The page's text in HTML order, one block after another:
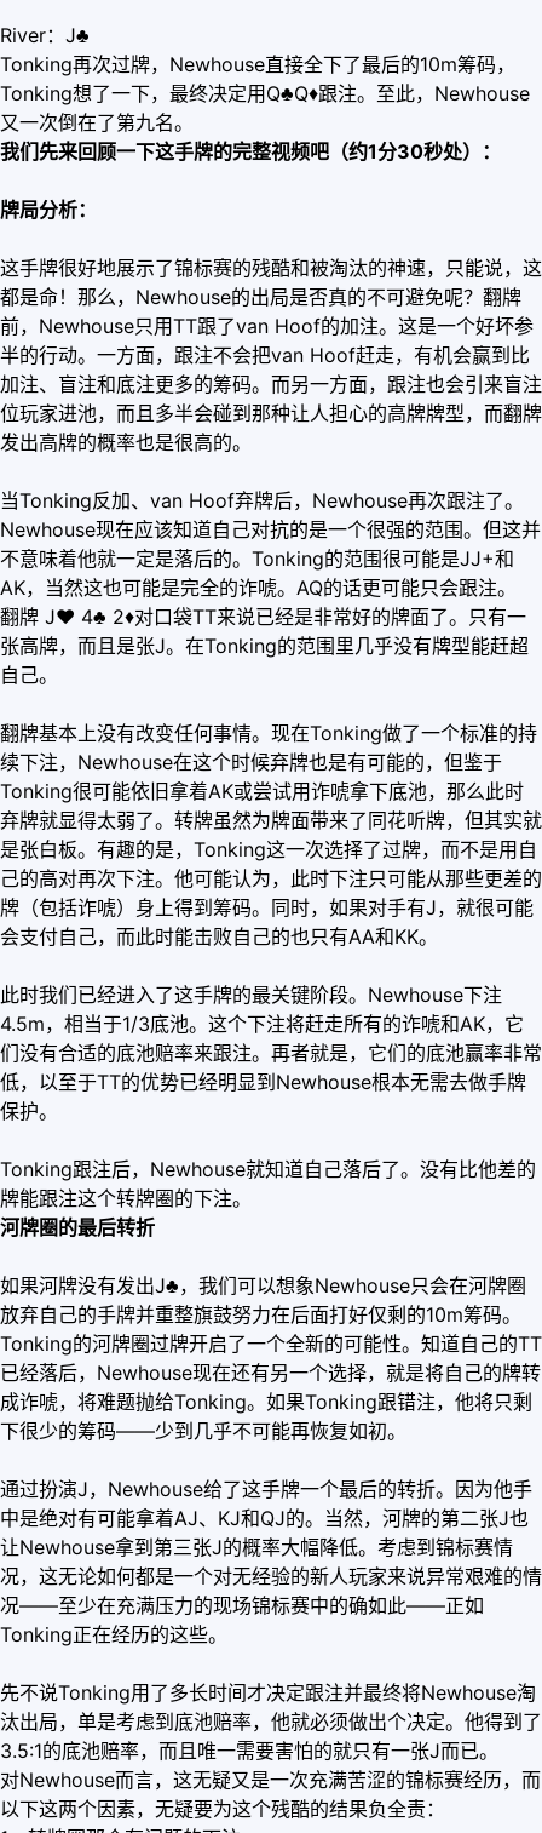
River：J♣
Tonking再次过牌，Newhouse直接全下了最后的10m筹码，
Tonking想了一下，最终决定用Q♣Q♦跟注。至此，Newhouse
又一次倒在了第九名。
我们先来回顾一下这手牌的完整视频吧（约1分30秒处）：
牌局分析：
这手牌很好地展示了锦标赛的残酷和被淘汰的神速，只能说，这
都是命！那么，Newhouse的出局是否真的不可避免呢？翻牌
前，Newhouse只用TT跟了van Hoof的加注。这是一个好坏参
半的行动。一方面，跟注不会把van Hoof赶走，有机会赢到比
加注、盲注和底注更多的筹码。而另一方面，跟注也会引来盲注
位玩家进池，而且多半会碰到那种让人担心的高牌牌型，而翻牌
发出高牌的概率也是很高的。
当Tonking反加、van Hoof弃牌后，Newhouse再次跟注了。
Newhouse现在应该知道自己对抗的是一个很强的范围。但这并
不意味着他就一定是落后的。Tonking的范围很可能是JJ+和
AK，当然这也可能是完全的诈唬。AQ的话更可能只会跟注。
翻牌 J♥ 4♣ 2♦对口袋TT来说已经是非常好的牌面了。只有一
张高牌，而且是张J。在Tonking的范围里几乎没有牌型能赶超
自己。
翻牌基本上没有改变任何事情。现在Tonking做了一个标准的持
续下注，Newhouse在这个时候弃牌也是有可能的，但鉴于
Tonking很可能依旧拿着AK或尝试用诈唬拿下底池，那么此时
弃牌就显得太弱了。转牌虽然为牌面带来了同花听牌，但其实就
是张白板。有趣的是，Tonking这一次选择了过牌，而不是用自
己的高对再次下注。他可能认为，此时下注只可能从那些更差的
牌（包括诈唬）身上得到筹码。同时，如果对手有J，就很可能
会支付自己，而此时能击败自己的也只有AA和KK。
此时我们已经进入了这手牌的最关键阶段。Newhouse下注
4.5m，相当于1/3底池。这个下注将赶走所有的诈唬和AK，它
们没有合适的底池赔率来跟注。再者就是，它们的底池赢率非常
低，以至于TT的优势已经明显到Newhouse根本无需去做手牌
保护。
Tonking跟注后，Newhouse就知道自己落后了。没有比他差的
牌能跟注这个转牌圈的下注。
河牌圈的最后转折
如果河牌没有发出J♣，我们可以想象Newhouse只会在河牌圈
放弃自己的手牌并重整旗鼓努力在后面打好仅剩的10m筹码。
Tonking的河牌圈过牌开启了一个全新的可能性。知道自己的TT
已经落后，Newhouse现在还有另一个选择，就是将自己的牌转
成诈唬，将难题抛给Tonking。如果Tonking跟错注，他将只剩
下很少的筹码——少到几乎不可能再恢复如初。
通过扮演J，Newhouse给了这手牌一个最后的转折。因为他手
中是绝对有可能拿着AJ、KJ和QJ的。当然，河牌的第二张J也
让Newhouse拿到第三张J的概率大幅降低。考虑到锦标赛情
况，这无论如何都是一个对无经验的新人玩家来说异常艰难的情
况——至少在充满压力的现场锦标赛中的确如此——正如
Tonking正在经历的这些。
先不说Tonking用了多长时间才决定跟注并最终将Newhouse淘
汰出局，单是考虑到底池赔率，他就必须做出个决定。他得到了
3.5:1的底池赔率，而且唯一需要害怕的就只有一张J而已。
对Newhouse而言，这无疑又是一次充满苦涩的锦标赛经历，而
以下这两个因素，无疑要为这个残酷的结果负全责：